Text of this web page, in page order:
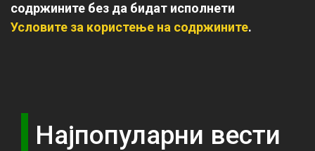
содржините без да бидат исполнети
Условите за користење на содржините.
Најпопуларни вести